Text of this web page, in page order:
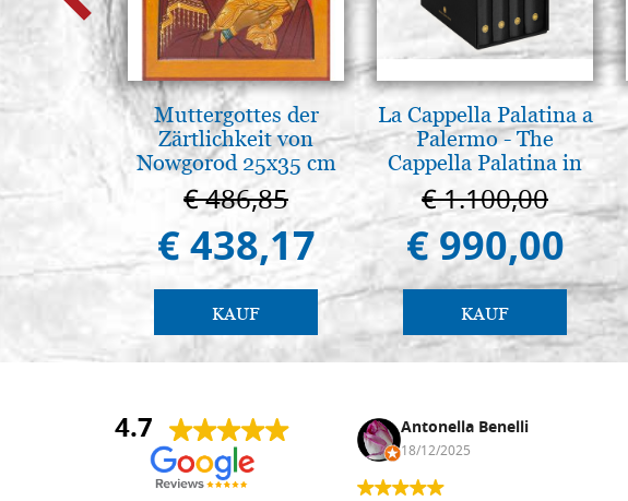
Muttergottes der
Zärtlichkeit von
Nowgorod 25x35 cm
€ 486,85
€ 438,17
KAUF
La Cappella Palatina a
Palermo - The
Cappella Palatina in
Palermo
€ 1.100,00
€ 990,00
KAUF
4.7
Anna Maria Negri Antonella Benelli
18/12/2025